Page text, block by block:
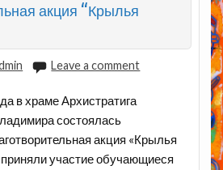
акция “Крылья
Leave a comment
в храме Архистратига
состоялась
акция «Крылья
приняли участие обучающиеся